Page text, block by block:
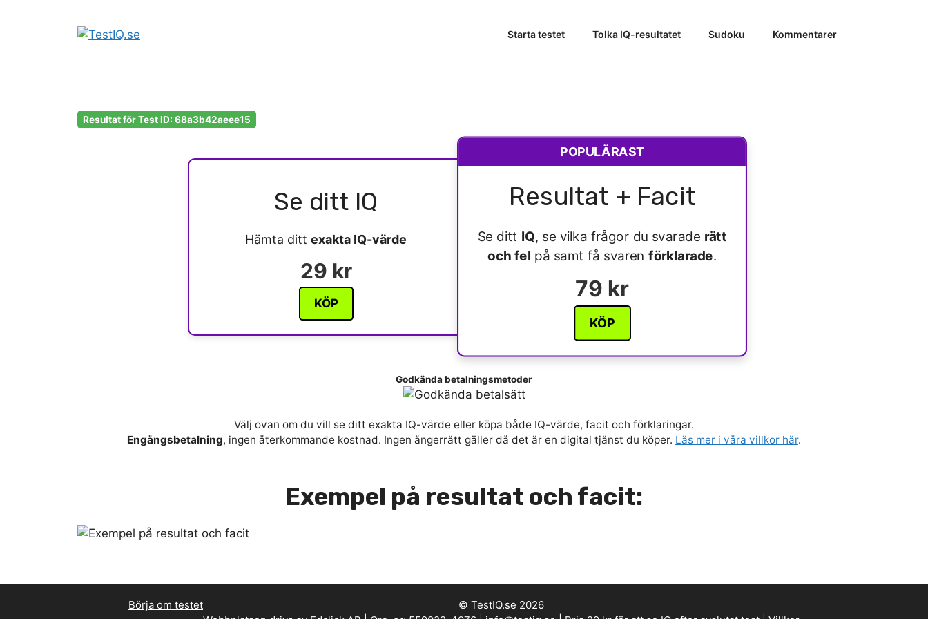
Starta testet Tolka IQ-resultatet Sudoku Kommentarer
Resultat för Test ID: 68a3b42aeee15
Se ditt IQ
Hämta ditt exakta IQ-värde
29 kr
KÖP
POPULÄRAST
Resultat + Facit
Se ditt IQ, se vilka frågor du svarade rätt
och fel på samt få svarenförklarade.
79 kr
KÖP
Godkända betalningsmetoder
Välj ovan om du vill se ditt exakta IQ-värde eller köpa både IQ-värde, facit och förklaringar.
Engångsbetalning, ingen återkommande kostnad. Ingen ångerrätt gäller då det är en digital tjänst du köper. Läs mer i våra villkor här.
Exempel på resultat och facit:
Börja om testet
© TestIQ.se 2026